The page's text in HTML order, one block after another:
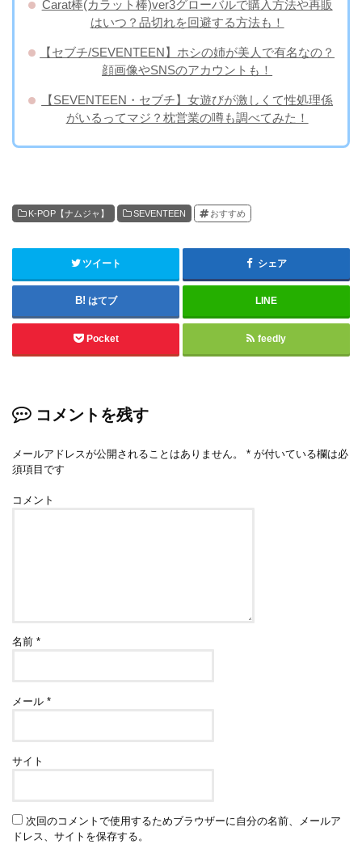
Carat棒(カラット棒)ver3グローバルで購入方法や再販
はいつ？品切れを回避する方法も！
【セブチ/SEVENTEEN】ホシの姉が美人で有名なの？
顔画像やSNSのアカウントも！
【SEVENTEEN・セブチ】女遊びが激しくて性処理係
がいるってマジ？枕営業の噂も調べてみた！
K-POP【ナムジャ】 SEVENTEEN おすすめ
ツイート シェア
はてブ LINE
Pocket feedly
コメントを残す
メールアドレスが公開されることはありません。 * が付いている欄は必
須項目です
コメント
名前*
メール*
サイト
次回のコメントで使用するためブラウザーに自分の名前、メールア
ドレス、サイトを保存する。